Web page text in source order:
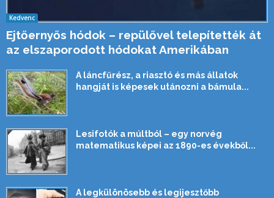
Kedvenc
Ejtőernyős hódok – repülővel telepítették át
az elszaporodott hódokat Amerikában
A láncfűrész, a riasztó és más állatok
hangját is képesek utánozni a bámula...
Lesifotók a múltból – egy norvég
matematikus képei az 1890-es évekből...
A legkülönösebb és legijesztőbb